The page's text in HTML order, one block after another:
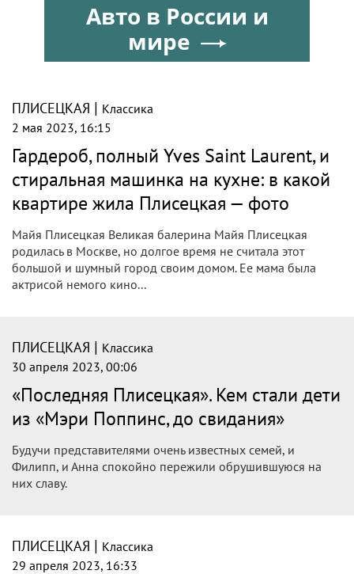
ПЛИСЕЦКАЯ | Классика
2 мая 2023, 16:15
Гардероб, полный Yves Saint Laurent, и
стиральная машинка на кухне: в какой
квартире жила Плисецкая — фото
Майя Плисецкая Великая балерина Майя Плисецкая
родилась в Москве, но долгое время не считала этот
большой и шумный город своим домом. Ее мама была
актрисой немого кино...
ПЛИСЕЦКАЯ | Классика
30 апреля 2023, 00:06
«Последняя Плисецкая». Кем стали дети
из «Мэри Поппинс, до свидания»
Будучи представителями очень известных семей, и
Филипп, и Анна спокойно пережили обрушившуюся на
них славу.
ПЛИСЕЦКАЯ | Классика
29 апреля 2023, 16:33
Авто в России и
мире